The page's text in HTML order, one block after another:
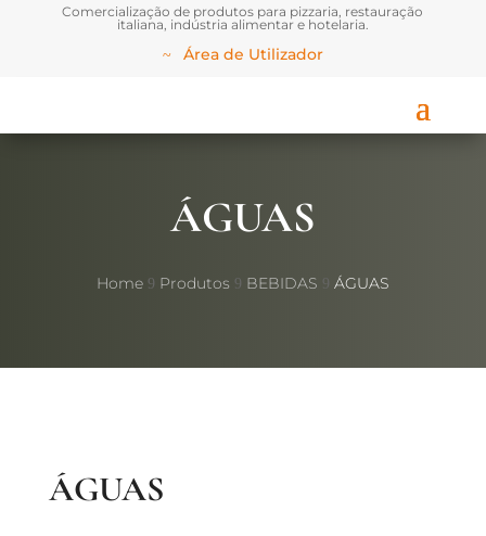
Comercialização de produtos para pizzaria, restauração
italiana, indústria alimentar e hotelaria.
Área de Utilizador
ÁGUAS
Home 9 Produtos 9 BEBIDAS 9 ÁGUAS
ÁGUAS